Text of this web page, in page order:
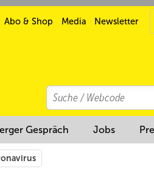
Abo & Shop Media Newsletter
Search
Suchen
Gespräch Jobs